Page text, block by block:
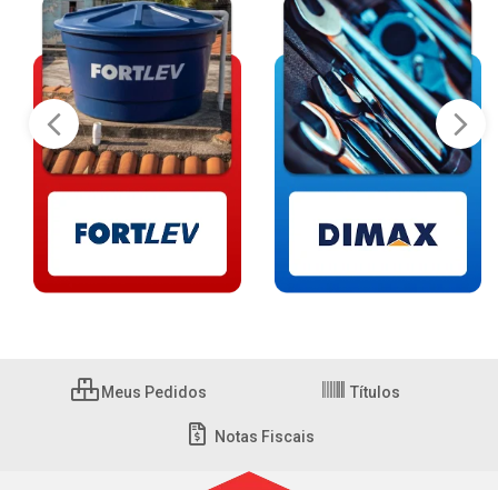
Meus Pedidos Títulos
Notas Fiscais